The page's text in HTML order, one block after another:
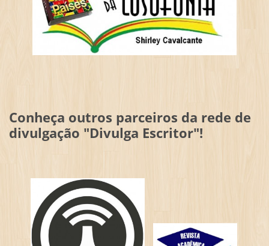
Conheça outros parceiros da rede de
divulgação "Divulga Escritor"!